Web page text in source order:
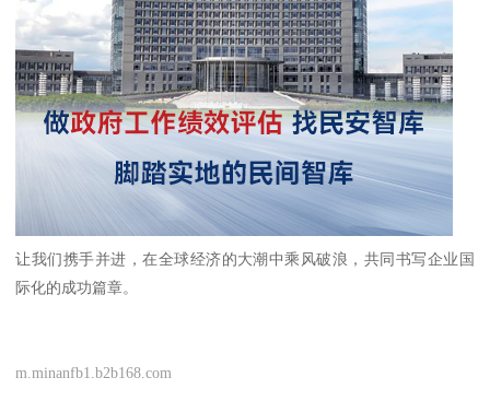
让我们携手并进，在全球经济的大潮中乘风破浪，共同书写企业国
际化的成功篇章。
m.minanfb1.b2b168.com